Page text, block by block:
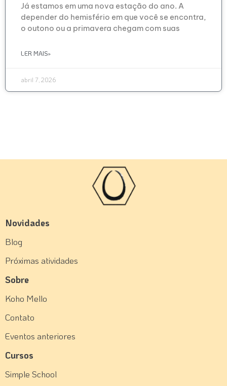
Já estamos em uma nova estação do ano. A
depender do hemisfério em que você se encontra,
o outono ou a primavera chegam com suas
LER MAIS»
abril 7, 2026
Novidades
Blog
Próximas atividades
Sobre
Koho Mello
Contato
Eventos anteriores
Cursos
Simple School